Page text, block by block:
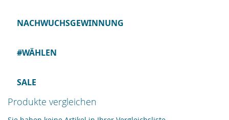
NACHWUCHSGEWINNUNG
#WÄHLEN
SALE
Produkte vergleichen